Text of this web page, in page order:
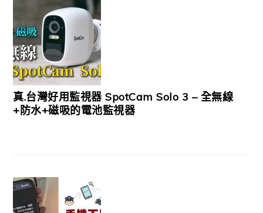
真.台灣好用監視器 SpotCam Solo 3 – 全無線
+防水+磁吸的電池監視器